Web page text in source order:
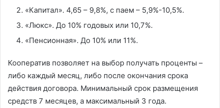
«Капитал». 4,65 – 9,8%, с паем – 5,9%-10,5%.
«Люкс». До 10% годовых или 10,7%.
«Пенсионная». До 10% или 11%.
Кооператив позволяет на выбор получать проценты –
либо каждый месяц, либо после окончания срока
действия договора. Минимальный срок размещения
средств 7 месяцев, а максимальный 3 года.